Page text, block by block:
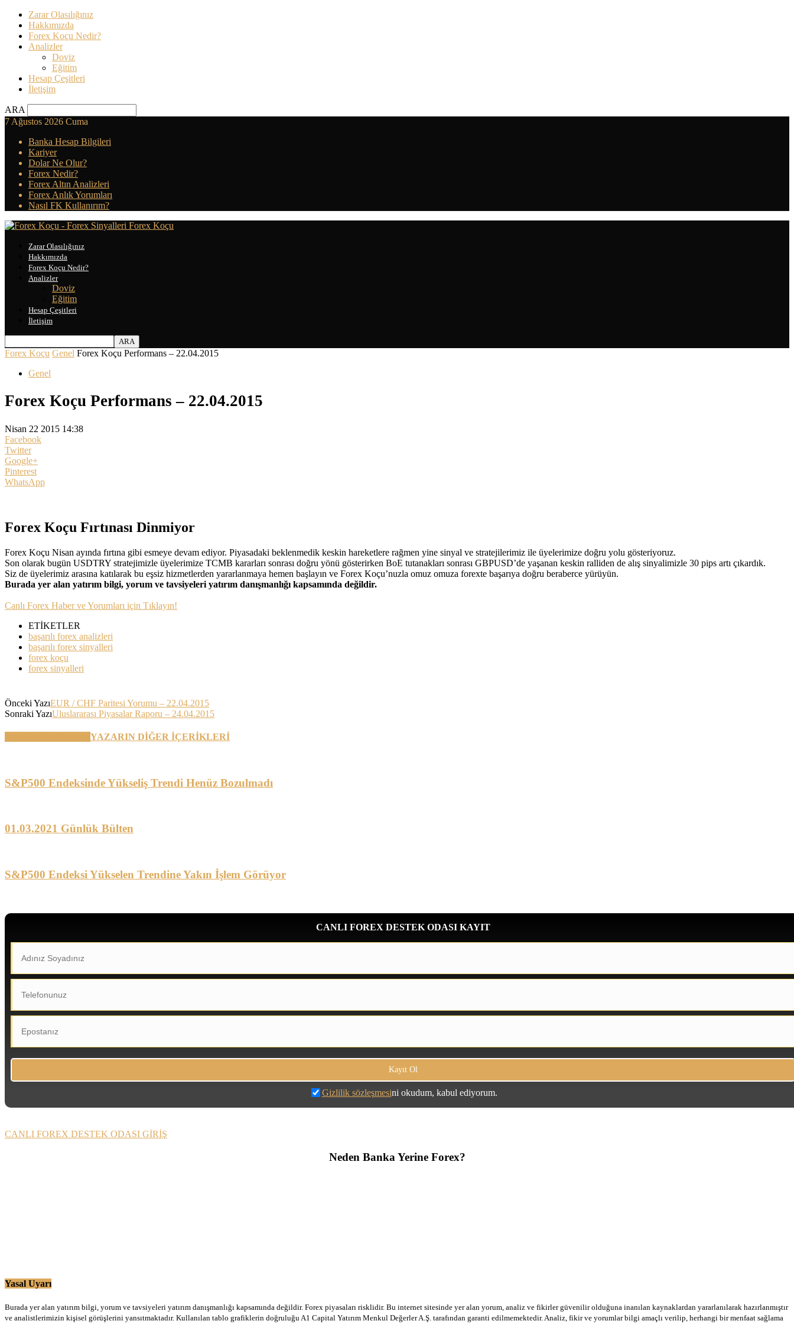
Zarar Olasılığınız
Hakkımızda
Forex Koçu Nedir?
Analizler
Doviz
Eğitim
Hesap Çeşitleri
İletişim
ARA
7 Ağustos 2026 Cuma
Banka Hesap Bilgileri
Kariyer
Dolar Ne Olur?
Forex Nedir?
Forex Altın Analizleri
Forex Anlık Yorumları
Nasıl FK Kullanırım?
Forex Koçu
Zarar Olasılığınız
Hakkımızda
Forex Koçu Nedir?
Analizler
Doviz
Eğitim
Hesap Çeşitleri
İletişim
Forex Koçu Genel Forex Koçu Performans – 22.04.2015
Genel
Forex Koçu Performans – 22.04.2015
Nisan 22 2015 14:38
Facebook
Twitter
Google+
Pinterest
WhatsApp
Forex Koçu Fırtınası Dinmiyor
Forex Koçu Nisan ayında fırtına gibi esmeye devam ediyor. Piyasadaki beklenmedik keskin hareketlere rağmen yine sinyal ve stratejilerimiz ile üyelerimize doğru yolu gösteriyoruz.
Son olarak bugün USDTRY stratejimizle üyelerimize TCMB kararları sonrası doğru yönü gösterirken BoE tutanakları sonrası GBPUSD’de yaşanan keskin ralliden de alış sinyalimizle 30 pips artı çıkardık.
Siz de üyelerimiz arasına katılarak bu eşsiz hizmetlerden yararlanmaya hemen başlayın ve Forex Koçu’nuzla omuz omuza forexte başarıya doğru beraberce yürüyün.
Burada yer alan yatırım bilgi, yorum ve tavsiyeleri yatırım danışmanlığı kapsamında değildir.
Canlı Forex Haber ve Yorumları için Tıklayın!
ETİKETLER
başarılı forex analizleri
başarılı forex sinyalleri
forex koçu
forex sinyalleri
Önceki YazıEUR / CHF Paritesi Yorumu – 22.04.2015
Sonraki YazıUluslararası Piyasalar Raporu – 24.04.2015
YAZARIN DİĞER İÇERİKLERİ
S&P500 Endeksinde Yükseliş Trendi Henüz Bozulmadı
01.03.2021 Günlük Bülten
S&P500 Endeksi Yükselen Trendine Yakın İşlem Görüyor
CANLI FOREX DESTEK ODASI KAYIT
Gizlilik sözleşmesini okudum, kabul ediyorum.
CANLI FOREX DESTEK ODASI GİRİŞ
Neden Banka Yerine Forex?
Yasal Uyarı
Burada yer alan yatırım bilgi, yorum ve tavsiyeleri yatırım danışmanlığı kapsamında değildir. Forex piyasaları risklidir. Bu internet sitesinde yer alan yorum, analiz ve fikirler güvenilir olduğuna inanılan kaynaklardan yararlanılarak hazırlanmıştır
ve analistlerimizin kişisel görüşlerini yansıtmaktadır. Kullanılan tablo grafiklerin doğruluğu A1 Capital Yatırım Menkul Değerler A.Ş. tarafından garanti edilmemektedir. Analiz, fikir ve yorumlar bilgi amaçlı verilip, herhangi bir menfaat sağlama